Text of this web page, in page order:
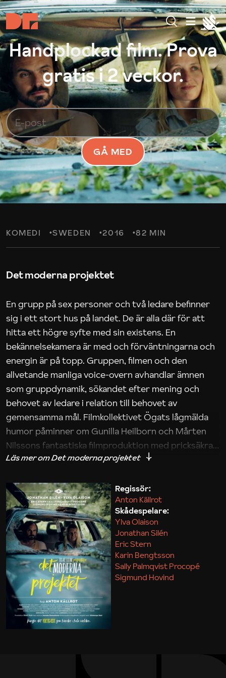
Handplockad film. Prova
gratis i 2 veckor.
GÅ MED
KOMEDI SWEDEN 2016 82 MIN
Det moderna projektet
En grupp på sex personer och två ledare befinner
sig i ett stort hus på landet. De är alla där för att
hitta ett högre syfte med sin existens. En
bekännelsekamera är med och förväntningarna och
energin är på topp. Gruppen, filmen och den
allvetande manliga voice-overn avhandlar ämnen
som gruppdynamik, sökandet efter mening och
behovet av ledare i relation till behovet av
gemensamma mål. Filmkollektivet Ögats lågmälda
humor påminner om Gunilla Heilborn och Mårten
Nilssons fantastiska filmproduktion med pricksäkra
iakttagelser om hur svårt det kan vara att omsätta
Maja Kekonius
Regissör:
Anton Källrot
Skådespelare:
Ylva Olaison
Jonathan Silén
Eric Stern
Karin Bengtsson
Sally Palmqvist Procopé
Sigmund Hovind